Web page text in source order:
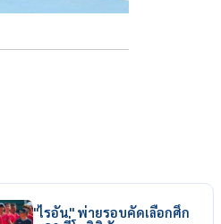
"ไรอัน" พ่ายรอบคัดเลือกศึก